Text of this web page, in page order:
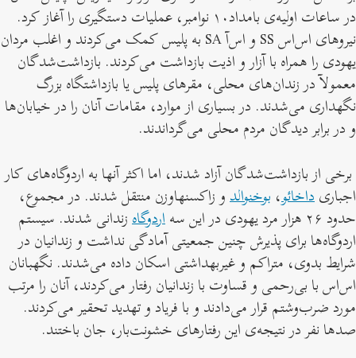
در ساعات اولیه‌ی بامداد۱۰ نوامبر، عملیات دستگیری‌ را آغاز کرد.
نیروهای اس‌اس SS و اس‌آ SA به پلیس کمک می‌کردند و اغلب مردان
یهودی را همراه با آزار و اذیت بازداشت می‌کردند. بازداشت‌شدگان
معمولآ در زندان‌های محلی، مقرهای پلیس یا بازداشتگاه بزرگ
نگهداری می‌شدند. در بسیاری از موارد، مقامات آنان را در خیابان‌ها
و در برابر دیدگان مردم محلی می‌گرداندند.
برخی از بازداشت‌شدگان آزاد شدند، اما اکثر آنها به اردوگاه‌های کار
اجباریداخائو، بوخنوالدو زاکسنهاوزن منتقل شدند. در مجموع،
حدود ۲۶ هزار مرد یهودی در این سه اردوگاهزندانی شدند. سیستم
اردوگاه‌ها برای پذیرش چنین جمعیتی آمادگی نداشت و زندانیان در
شرایط بدوی، متراکم و غیربهداشتی اسکان داده می‌شدند. نگهبانان
اس‌اس با بی‌رحمی و قساوت با زندانیان رفتار می‌کردند، آنان را مرتب
مورد ضرب‌وشتم قرار می‌دادند و با فریاد و تهدید تحقیر می‌کردند.
صدها نفر در نتیجه‌ی این رفتارهای خشونت‌بار، جان باختند.